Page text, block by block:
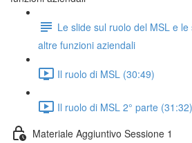
Le slide sul ruolo del MSL e
altre funzioni aziendali
Il ruolo di MSL (30:49)
Il ruolo di MSL 2° parte (31:32)
Materiale Aggiuntivo Sessione 1